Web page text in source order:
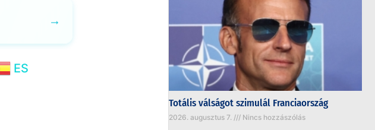
→
ES
Totális válságot szimulál Franciaország
2026. augusztus 7. Nincs hozzászólás